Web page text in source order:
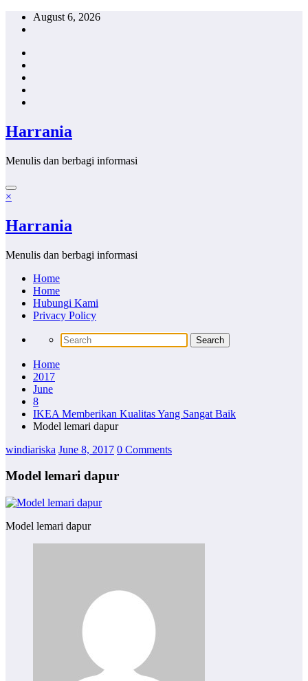
Skip
August 6, 2026
Harrania
Menulis dan berbagi informasi
×
Harrania
Menulis dan berbagi informasi
Home
Home
Hubungi Kami
Privacy Policy
Home
2017
June
8
IKEA Memberikan Kualitas Yang Sangat Baik
Model lemari dapur
windiariska June 8, 2017 0 Comments
Model lemari dapur
Model lemari dapur